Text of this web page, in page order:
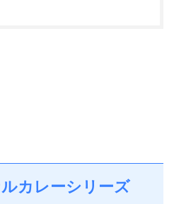
カレーシリーズ